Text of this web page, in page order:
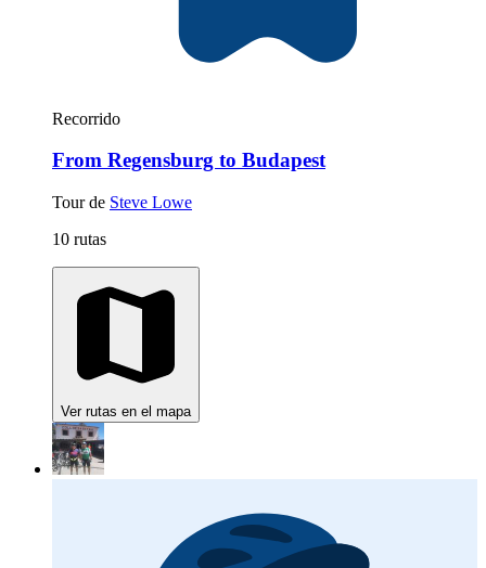
Recorrido
From Regensburg to Budapest
Tour de Steve Lowe
10 rutas
Ver rutas en el mapa